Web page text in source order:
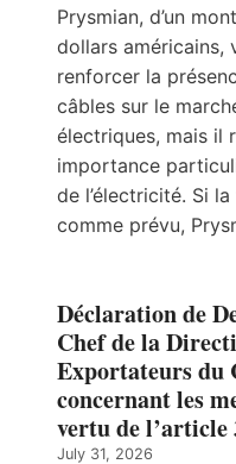
Prysmian, d’un
dollars américains,
renforcer la
câbles sur le
électriques, mais il
importance
de l’électricité. Si
comme prévu,
Déclaration de
Chef de la
Exportateurs du
concernant les
vertu de l’article
July 31, 2026